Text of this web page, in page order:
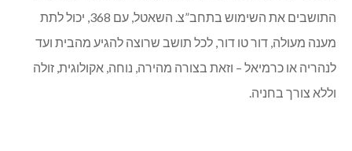
התושבים את השימוש בתחב”צ. השאטל, עם 368, יכול לתת
מענה מעולה, דור טו דור, לכל תושב שרוצה להגיע מהבית ועד
לנהריה או כרמיאל – וזאת בצורה מהירה, נוחה, אקולוגית, זולה
וללא צורך בחניה.